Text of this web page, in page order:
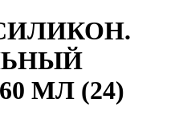
МЛ (24)